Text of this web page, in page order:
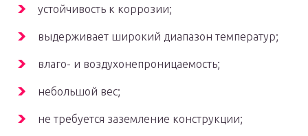
устойчивость к коррозии;
выдерживает широкий диапазон температур;
влаго- и воздухонепроницаемость;
небольшой вес;
не требуется заземление конструкции;